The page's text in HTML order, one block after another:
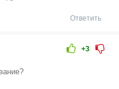
Ответить
+3